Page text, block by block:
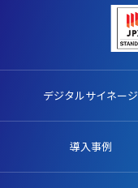
デジタルサイネージ
導入事例